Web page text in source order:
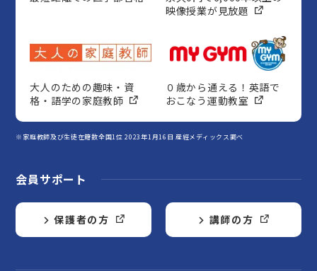
映像授業が見放題
大人のための趣味・資
格・語学の家庭教師
０歳から通える！英語で
おこなう運動教室
※家庭教師及び生徒在籍数全国1位 2023年1月16日 産經メディックス調べ
会員サポート
保護者の方 講師の方